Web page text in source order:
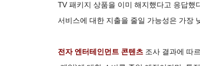
TV 패키지 상품을 이미 해지했다고 응답했
서비스에 대한 지출을 줄일 가능성은 가장
전자 엔터테인먼트 콘텐츠 조사 결과에 따